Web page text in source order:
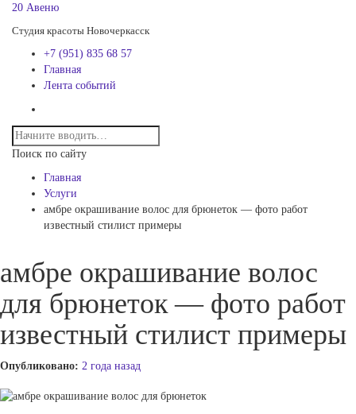
20 Авеню
Студия красоты Новочеркасск
+7 (951) 835 68 57
Главная
Лента событий
Поиск по сайту
Главная
Услуги
амбре окрашивание волос для брюнеток — фото работ
известный стилист примеры
амбре окрашивание волос
для брюнеток — фото работ
известный стилист примеры
Опубликовано: 2 года назад